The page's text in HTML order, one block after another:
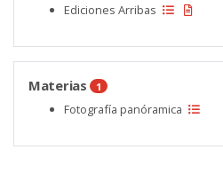
Ediciones Arribas
Materias 1
Fotografía panóramica